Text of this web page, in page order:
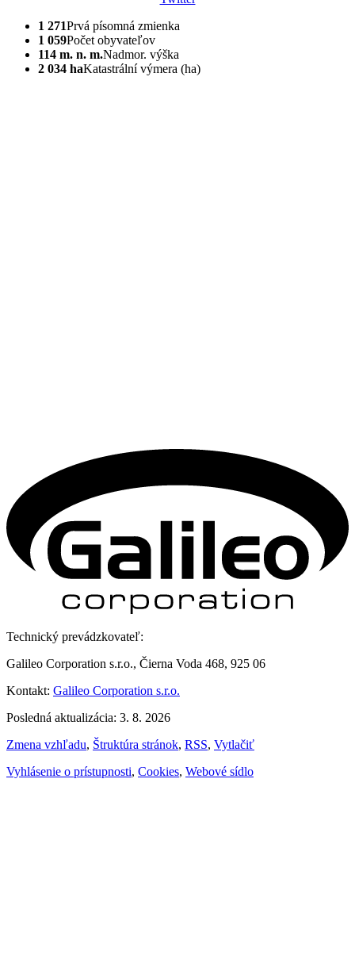
1 271Prvá písomná zmienka
1 059Počet obyvateľov
114 m. n. m.Nadmor. výška
2 034 haKatastrální výmera (ha)
Technický prevádzkovateľ:
Galileo Corporation s.r.o., Čierna Voda 468, 925 06
Kontakt: Galileo Corporation s.r.o.
Posledná aktualizácia: 3. 8. 2026
Zmena vzhľadu, Štruktúra stránok, RSS, Vytlačiť
Vyhlásenie o prístupnosti, Cookies, Webové sídlo